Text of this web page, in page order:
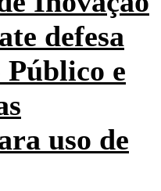
defesa
e
uso de